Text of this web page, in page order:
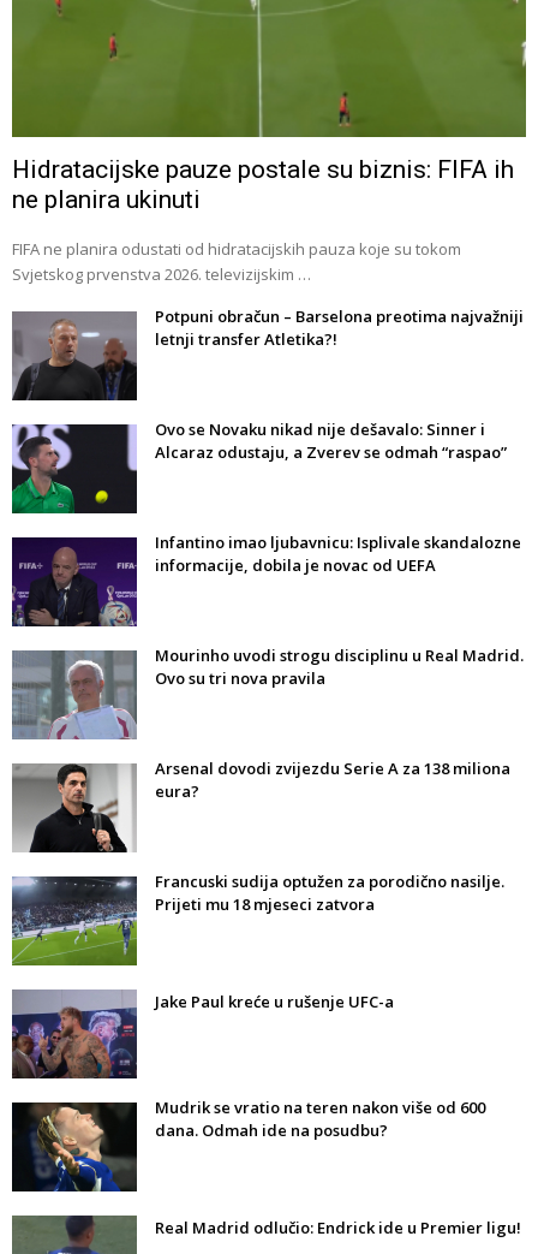
Hidratacijske pauze postale su biznis: FIFA ih
ne planira ukinuti
FIFA ne planira odustati od hidratacijskih pauza koje su tokom
Svjetskog prvenstva 2026. televizijskim …
Potpuni obračun – Barselona preotima najvažniji
letnji transfer Atletika?!
Ovo se Novaku nikad nije dešavalo: Sinner i
Alcaraz odustaju, a Zverev se odmah “raspao”
Infantino imao ljubavnicu: Isplivale skandalozne
informacije, dobila je novac od UEFA
Mourinho uvodi strogu disciplinu u Real Madrid.
Ovo su tri nova pravila
Arsenal dovodi zvijezdu Serie A za 138 miliona
eura?
Francuski sudija optužen za porodično nasilje.
Prijeti mu 18 mjeseci zatvora
Jake Paul kreće u rušenje UFC-a
Mudrik se vratio na teren nakon više od 600
dana. Odmah ide na posudbu?
Real Madrid odlučio: Endrick ide u Premier ligu!